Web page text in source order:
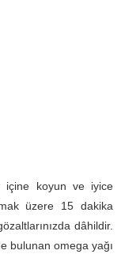
içine koyun ve iyice
üzere 15 dakika
dâhildir.
bulunan omega yağı